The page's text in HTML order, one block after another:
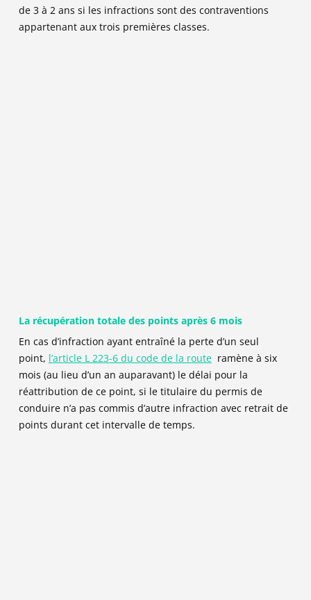
de 3 à 2 ans si les infractions sont des contraventions
appartenant aux trois premières classes.
La récupération totale des points après 6 mois
En cas d’infraction ayant entraîné la perte d’un seul
point, l’article L 223-6 du code de la route ramène à six
mois (au lieu d’un an auparavant) le délai pour la
réattribution de ce point, si le titulaire du permis de
conduire n’a pas commis d’autre infraction avec retrait de
points durant cet intervalle de temps.